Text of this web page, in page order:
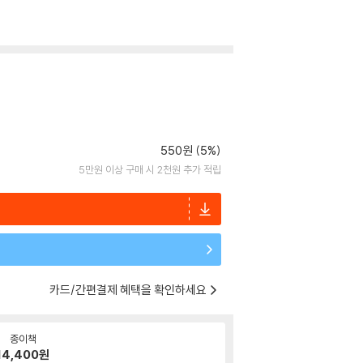
550원 (5%)
5만원 이상 구매 시 2천원 추가 적립
카드/간편결제 혜택을 확인하세요
종이책
원